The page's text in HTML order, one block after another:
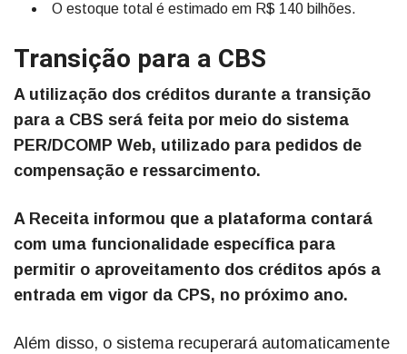
O estoque total é estimado em R$ 140 bilhões.
Transição para a CBS
A utilização dos créditos durante a transição
para a CBS será feita por meio do sistema
PER/DCOMP Web, utilizado para pedidos de
compensação e ressarcimento.
A Receita informou que a plataforma contará
com uma funcionalidade específica para
permitir o aproveitamento dos créditos após a
entrada em vigor da CPS, no próximo ano.
Além disso, o sistema recuperará automaticamente